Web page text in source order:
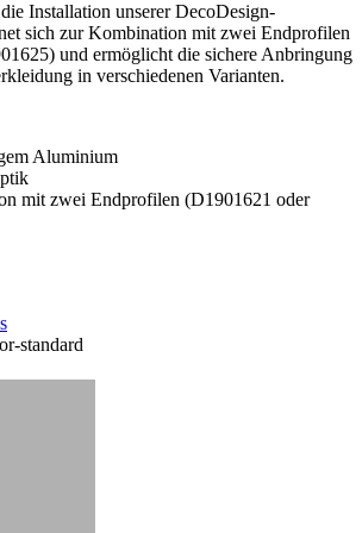
Installation unserer DecoDesign-
sich zur Kombination mit zwei Endprofilen
und ermöglicht die sichere Anbringung
in verschiedenen Varianten.
Aluminium
mit zwei Endprofilen (D1901621 oder
standard